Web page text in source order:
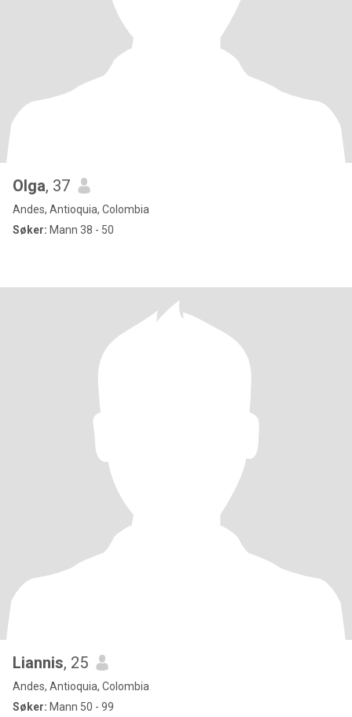
Olga, 37
Andes, Antioquia, Colombia
Søker: Mann 38 - 50
Liannis, 25
Andes, Antioquia, Colombia
Søker: Mann 50 - 99